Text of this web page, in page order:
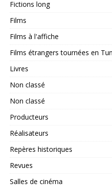
Fictions long
Films
Films à l'affiche
Films étrangers tournées en
Livres
Non classé
Non classé
Producteurs
Réalisateurs
Repères historiques
Revues
Salles de cinéma